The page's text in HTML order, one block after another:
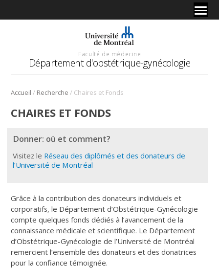
Faculté de médecine
Département d'obstétrique-gynécologie
Accueil / Recherche / Chaires et Fonds
CHAIRES ET FONDS
Donner: où et comment?
Visitez le Réseau des diplômés et des donateurs de
l’Université de Montréal
Grâce à la contribution des donateurs individuels et
corporatifs, le Département d’Obstétrique-Gynécologie
compte quelques fonds dédiés à l’avancement de la
connaissance médicale et scientifique. Le Département
d’Obstétrique-Gynécologie de l’Université de Montréal
remercient l’ensemble des donateurs et des donatrices
pour la confiance témoignée.